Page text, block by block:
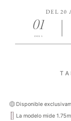
DEL 20
01
DÍAS
Disponible
La modelo mide